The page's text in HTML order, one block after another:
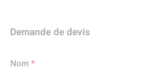
Demande de devis
Nom *